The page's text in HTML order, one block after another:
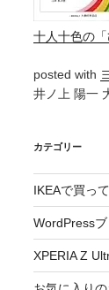
十人十色の
posted with
井ノ上 陽一
カテゴリー
IKEAで買っ
WordPress
XPERIA Z